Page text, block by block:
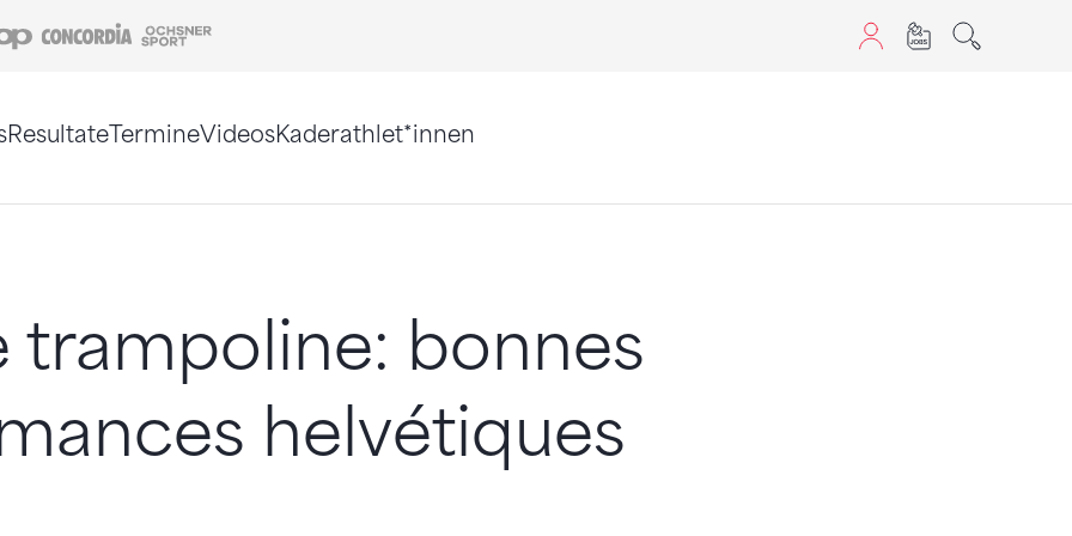
Coop Concordia
ResultateTermineVideosKaderathlet*innen
trampoline: bonnes
helvétiques